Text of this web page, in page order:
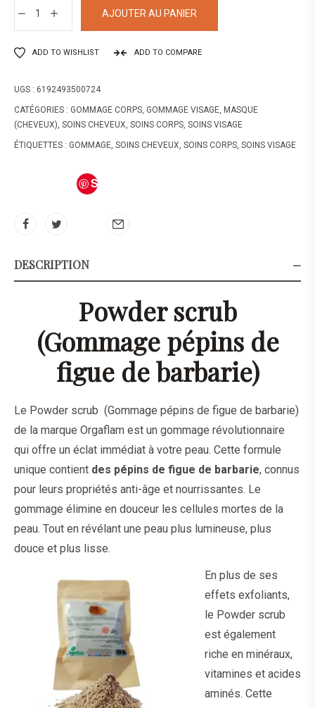
AJOUTER AU PANIER
ADD TO WISHLIST ADD TO COMPARE
UGS : 6192493500724
CATÉGORIES : GOMMAGE CORPS, GOMMAGE VISAGE, MASQUE
(CHEVEUX), SOINS CHEVEUX, SOINS CORPS, SOINS VISAGE
ÉTIQUETTES : GOMMAGE, SOINS CHEVEUX, SOINS CORPS, SOINS VISAGE
S
DESCRIPTION
Powder scrub
(Gommage pépins de
figue de barbarie)
Le Powder scrub (Gommage pépins de figue de barbarie)
de la marque Orgaflam est un gommage révolutionnaire
qui offre un éclat immédiat à votre peau. Cette formule
unique contient des pépins de figue de barbarie, connus
pour leurs propriétés anti-âge et nourrissantes. Le
gommage élimine en douceur les cellules mortes de la
peau. Tout en révélant une peau plus lumineuse, plus
douce et plus lisse.
En plus de ses
effets exfoliants,
le Powder scrub
est également
riche en minéraux,
vitamines et acides
aminés. Cette